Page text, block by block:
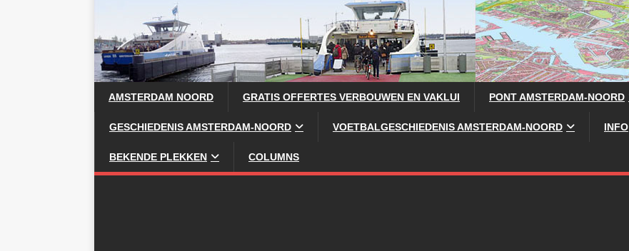
AMSTERDAM NOORD GRATIS OFFERTES VERBOUWEN EN VAKLUI PONT AMSTERDAM-NOORD
GESCHIEDENIS AMSTERDAM-NOORD VOETBALGESCHIEDENIS AMSTERDAM-NOORD INFO
BEKENDE PLEKKEN COLUMNS